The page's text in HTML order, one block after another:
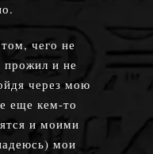
чего не
прожил и не
через мою
еще кем-то
и моими
мои